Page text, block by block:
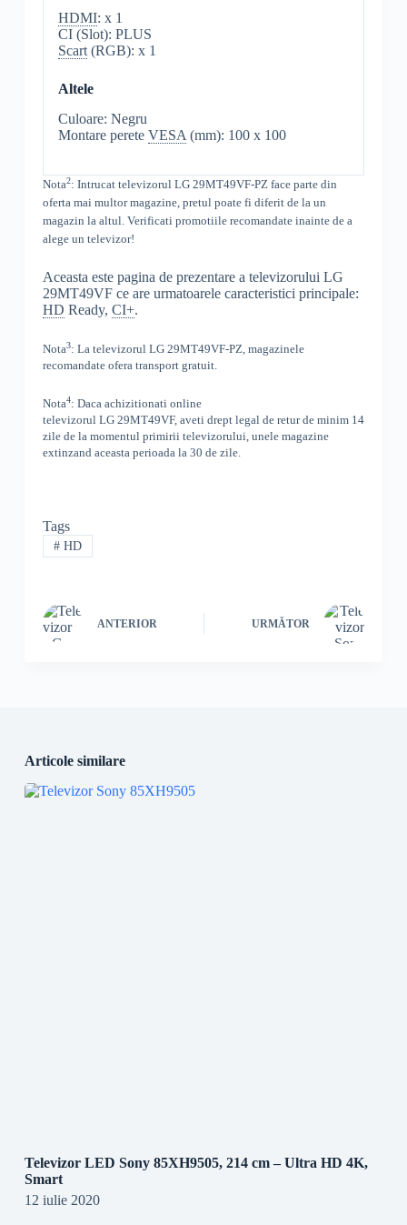
HDMI: x 1
CI (Slot): PLUS
Scart(RGB): x 1
Altele
Culoare: Negru
Montare perete VESA (mm): 100 x 100
Nota2: Intrucat televizorul LG 29MT49VF-PZ face parte din
oferta mai multor magazine, pretul poate fi diferit de la un
magazin la altul. Verificati promotiile recomandate inainte de a
alege un televizor!
Aceasta este pagina de prezentare a televizorului LG
29MT49VF ce are urmatoarele caracteristici principale:
HD Ready, CI+.
Nota3: La televizorul LG 29MT49VF-PZ,magazinele
recomandate ofera transport gratuit.
Nota4: Daca achizitionati online
televizorul LG 29MT49VF,aveti drept legal de retur de minim 14
zile de la momentul primirii televizorului, unele magazine
extinzand aceasta perioada la 30 de zile.
Tags
#HD
ANTERIOR URMĂTOR
Articole similare
Televizor LED Sony 85XH9505, 214 cm – Ultra HD 4K,
Smart
12 iulie 2020